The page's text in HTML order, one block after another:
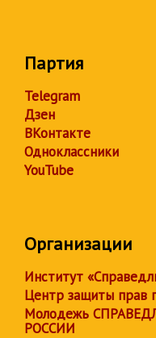
Партия
Telegram
Дзен
ВКонтакте
Одноклассники
YouTube
Организации
Институт
Центр защиты прав
Молодежь
РОССИИ